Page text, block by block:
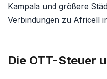
Kampala und größere
Verbindungen zu Africell
Die OTT-Steuer